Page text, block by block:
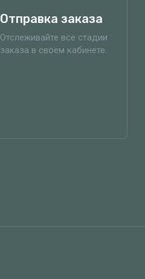
Отправка заказа
Отслеживайте все стадии
заказа в своем кабинете.